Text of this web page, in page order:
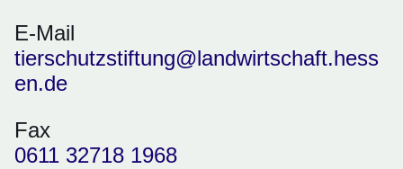
E-Mail
tierschutzstiftung@landwirtschaft.hess
en.de
Fax
0611 32718 1968